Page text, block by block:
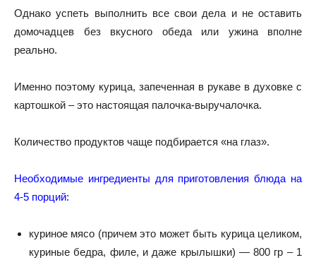
Однако успеть выполнить все свои дела и не оставить
домочадцев без вкусного обеда или ужина вполне
реально.
Именно поэтому курица, запеченная в рукаве в духовке с
картошкой – это настоящая палочка-выручалочка.
Количество продуктов чаще подбирается «на глаз».
Необходимые ингредиенты для приготовления блюда на
4-5 порций:
куриное мясо (причем это может быть курица целиком,
куриные бедра, филе, и даже крылышки) — 800 гр – 1